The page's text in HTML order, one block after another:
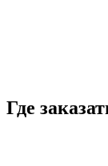
Где